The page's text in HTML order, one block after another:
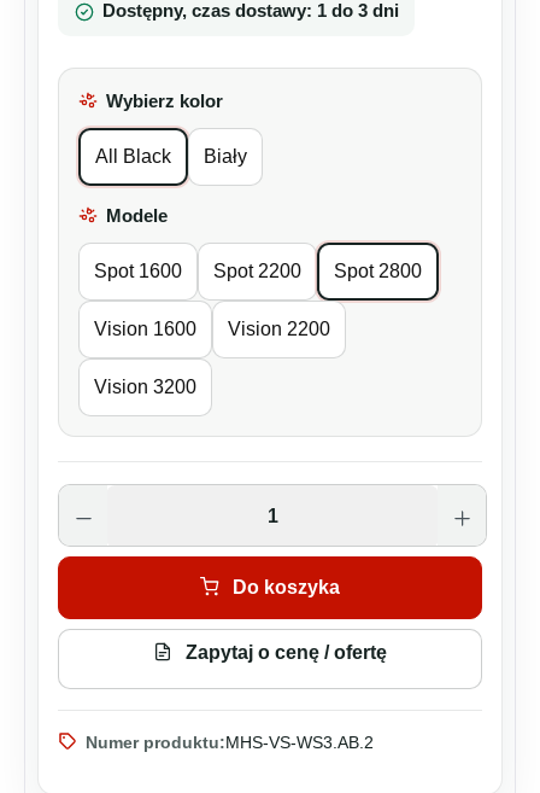
Dostępny, czas dostawy: 1 do 3 dni
Wybierz kolor
All Black Biały
Wybierz
Modele
Spot 1600 Spot 2200 Spot 2800
Vision 1600 Vision 2200
Vision 3200
Ilość produktu: Wprowadź żądaną ilość
Do koszyka
Zapytaj o cenę / ofertę
Numer produktu:MHS-VS-WS3.AB.2